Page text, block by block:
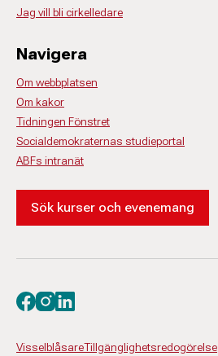
Jag vill bli cirkelledare
Navigera
Om webbplatsen
Om kakor
Tidningen Fönstret
Socialdemokraternas studieportal
ABFs intranät
Sök kurser och evenemang
VisselblåsareTillgänglighetsredogörelse
Besök oss på facebook
Besök oss på instagram
Besök oss på linkedin